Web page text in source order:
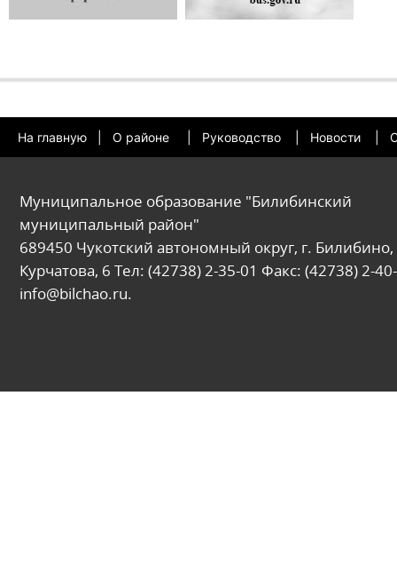
На главную О районе Руководство Новости
Муниципальное образование "Билибинский
муниципальный район"
689450 Чукотский автономный округ, г. Билибино,
Курчатова, 6 Тел: (42738) 2-35-01 Факс: (42738) 2-
info@bilchao.ru.